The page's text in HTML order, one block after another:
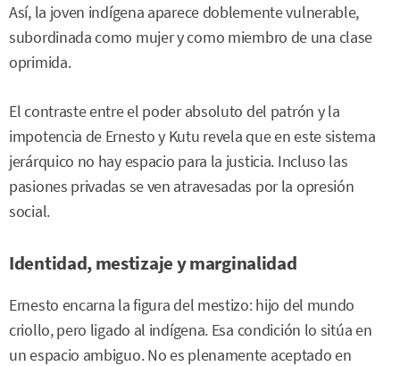
Así, la joven indígena aparece doblemente vulnerable,
subordinada como mujer y como miembro de una clase
oprimida.
El contraste entre el poder absoluto del patrón y la
impotencia de Ernesto y Kutu revela que en este sistema
jerárquico no hay espacio para la justicia. Incluso las
pasiones privadas se ven atravesadas por la opresión
social.
Identidad, mestizaje y marginalidad
Ernesto encarna la figura del mestizo: hijo del mundo
criollo, pero ligado al indígena. Esa condición lo sitúa en
un espacio ambiguo. No es plenamente aceptado en